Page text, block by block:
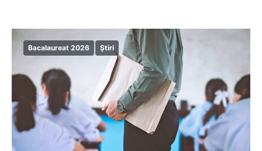
Bacalaureat 2026 Știri